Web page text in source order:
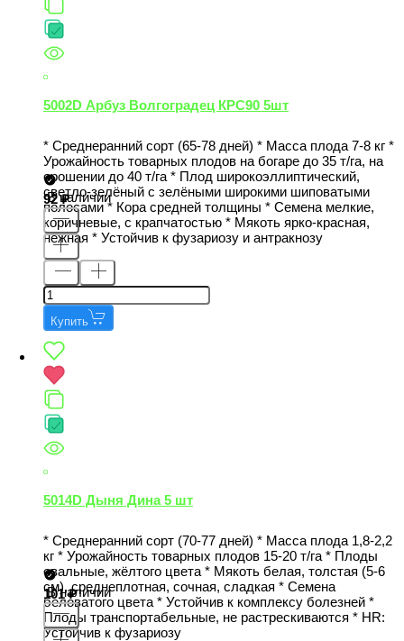
5002D Арбуз Волгоградец КРС90 5шт
* Среднеранний сорт (65-78 дней) * Масса плода 7-8 кг *
Урожайность товарных плодов на богаре до 35 т/га, на
орошении до 40 т/га * Плод широкоэллиптический,
светло-зелёный с зелёными широкими шиповатыми
полосами * Кора средней толщины * Семена мелкие,
коричневые, с крапчатостью * Мякоть ярко-красная,
нежная * Устойчив к фузариозу и антракнозу
В наличии
92
Купить
5014D Дыня Дина 5 шт
* Среднеранний сорт (70-77 дней) * Масса плода 1,8-2,2
кг * Урожайность товарных плодов 15-20 т/га * Плоды
овальные, жёлтого цвета * Мякоть белая, толстая (5-6
см), среднеплотная, сочная, сладкая * Семена
беловатого цвета * Устойчив к комплексу болезней *
Плоды транспортабельные, не растрескиваются * НR:
Устойчив к фузариозу
В наличии
101